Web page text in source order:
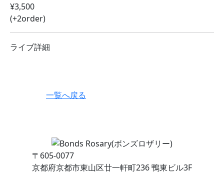
¥3,500
(+2order)
ライブ詳細
一覧へ戻る
〒605-0077
京都府京都市東山区廿一軒町236 鴨東ビル3F